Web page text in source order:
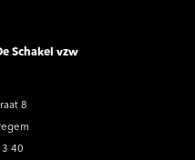
Schakel vzw
8
40